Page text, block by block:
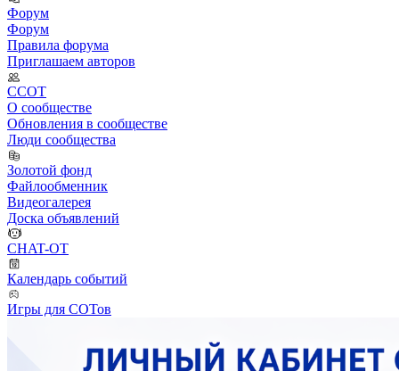
Форум
Форум
Правила форума
Приглашаем авторов
ССОТ
О сообществе
Обновления в сообществе
Люди сообщества
Золотой фонд
Файлообменник
Видеогалерея
Доска объявлений
CHAT-OT
Календарь событий
Игры для СОТов